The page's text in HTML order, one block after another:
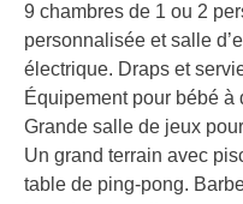
9 chambres de 1 ou 2
personnalisée et salle
électrique. Draps et
Équipement pour bébé à
Grande salle de jeux
Un grand terrain avec
table de ping-pong.